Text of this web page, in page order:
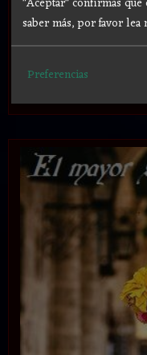
.
saber más, por favor lea
Preferencias